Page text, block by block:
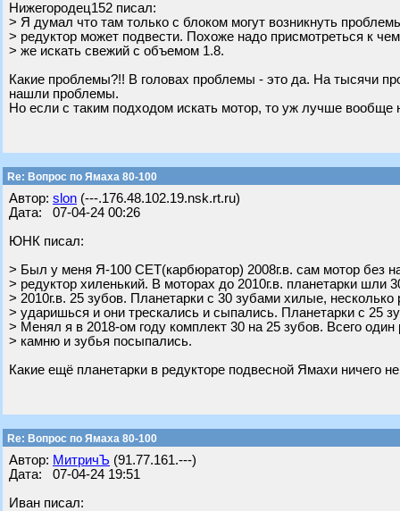
Нижегородец152 писал:
> Я думал что там только с блоком могут возникнуть
> редуктор может подвести. Похоже надо присмотреться к
> же искать свежий с объемом 1.8.
Какие проблемы?!! В головах проблемы - это да. На тысячи
нашли проблемы.
Но если с таким подходом искать мотор, то уж лучше вообще
Re: Вопрос по Ямаха 80-100
Автор: slon (---.176.48.102.19.nsk.rt.ru)
Дата: 07-04-24 00:26
ЮНК писал:
> Был у меня Я-100 СЕТ(карбюратор) 2008г.в. сам мотор без
> редуктор хиленький. В моторах до 2010г.в. планетарки шли
> 2010г.в. 25 зубов. Планетарки с 30 зубами хилые, несколько
> ударишься и они трескались и сыпались. Планетарки с 25
> Менял я в 2018-ом году комплект 30 на 25 зубов. Всего один
> камню и зубья посыпались.
Какие ещё планетарки в редукторе подвесной Ямахи ничего
Re: Вопрос по Ямаха 80-100
Автор: МитричЪ (91.77.161.---)
Дата: 07-04-24 19:51
Иван писал: